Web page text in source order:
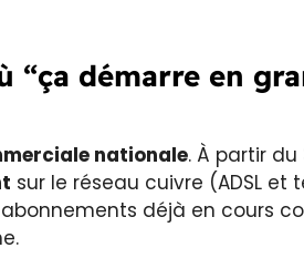
“ça démarre en
nationale. À partir du
sur le réseau cuivre (ADSL et
déjà en cours